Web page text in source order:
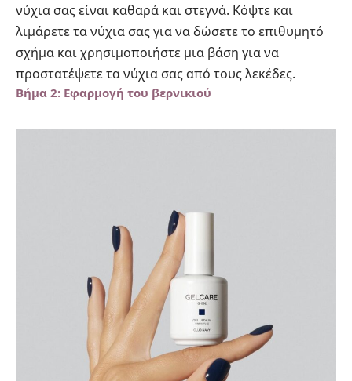
νύχια σας είναι καθαρά και στεγνά. Κόψτε και
λιμάρετε τα νύχια σας για να δώσετε το επιθυμητό
σχήμα και χρησιμοποιήστε μια βάση για να
προστατέψετε τα νύχια σας από τους λεκέδες.
Βήμα 2: Εφαρμογή του βερνικιού